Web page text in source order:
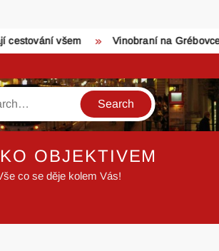
všem Vinobraní na Grébovce:
OBJEKTIVEM
co se děje kolem Vás!